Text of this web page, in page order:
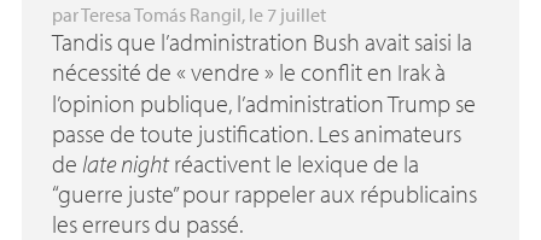
parTeresa Tomás Rangil, le 7 juillet
Tandis que l’administration Bush avait saisi la
nécessité de « vendre » le conflit en Irak à
l’opinion publique, l’administration Trump se
passe de toute justification. Les animateurs
de late nightréactivent le lexique de la
“guerre juste” pour rappeler aux républicains
les erreurs du passé.